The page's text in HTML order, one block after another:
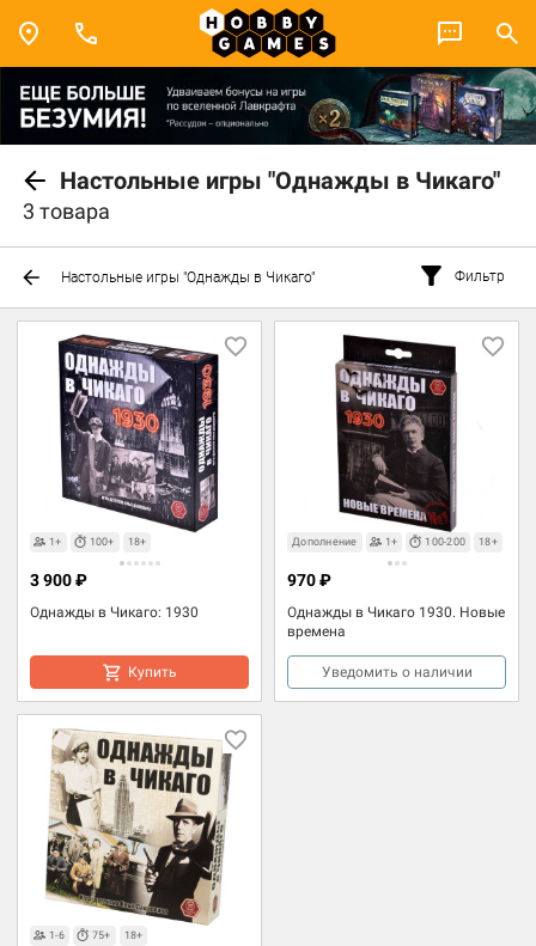
Настольные игры "Однажды в Чикаго"
3 товара
Настольные игры "Однажды в Чикаго" Фильтр
1+ 100+ 18+
Однажды в Чикаго: 1930
3 900 ₽
Купить
Дополнение 1+ 100-200 18+
Однажды в Чикаго 1930. Новые
времена
970 ₽
Уведомить о наличии
1-6 75+ 18+